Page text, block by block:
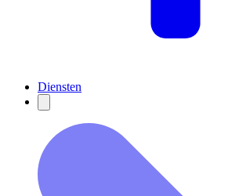
Diensten